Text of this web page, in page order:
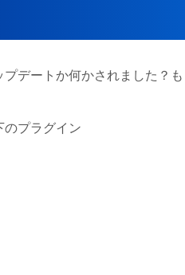
デートか何かされました？
のプラグイン